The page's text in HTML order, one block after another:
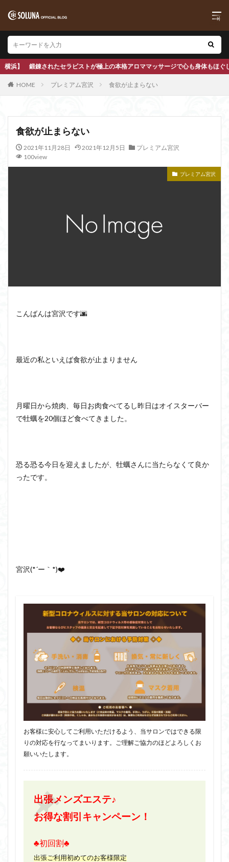
本格アロママッサージで心も身体もほぐします
HOME プレミアム宮沢 食欲が止まらない
食欲が止まらない
2021年11月28日 2021年12月5日
プレミアム宮沢
100view
プレミアム宮沢
こんばんは宮沢です🌆
最近の私といえば食欲が止まりません
月曜日から焼肉、毎日お肉食べてるし昨日はオイスターバー
で牡蠣を20個ほど食べてきました。
恐る恐る今日を迎えましたが、牡蠣さんに当たらなくて良か
ったです。
宮沢(*´ー｀*)❤️
お客様に安心してご利用いただけるよう、当サロンではできる限
りの対応を行なってまいります。ご理解ご協力のほどよろしくお
願いいたします。
出張メンズエステ♪
お得な割引キャンペーン！
♣初回割♣
出張ご利用初めてのお客様限定